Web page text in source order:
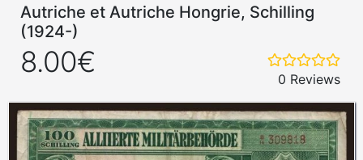
Autriche et Autriche Hongrie, Schilling
(1924-)
8.00€
0 Reviews